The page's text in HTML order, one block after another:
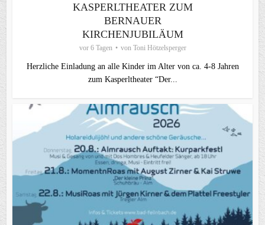
KASPERLTHEATER ZUM
BERNAUER
KIRCHENJUBILÄUM
vor 6 Tagen von Toni Hötzelsperger
Herzliche Einladung an alle Kinder im Alter von ca. 4-8 Jahren
zum Kasperltheater “Der...